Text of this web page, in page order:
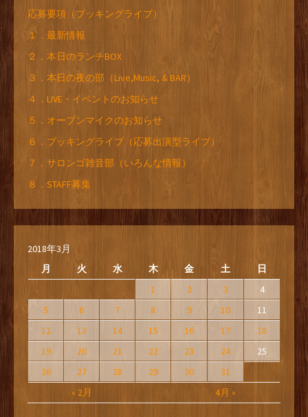
応募要項（ブッキングライブ）
１．最新情報
２．本日のランチBOX
３．本日の夜の部（Live,Music, & BAR）
４．LIVE・イベントのお知らせ
５．オープンマイクのお知らせ
６．ブッキングライブ（応募出演型ライブ）
７．サロンゴ雑音部（いろんな情報）
８．STAFF募集
2018年3月
月
火 水 木 金 土 日
« 2月 4月 »
1 2 3
4
5
6 7 8 9 10
11
12
13 14 15 16 17
18
19
20 21 22 23 24
25
26
27 28 29 30 31